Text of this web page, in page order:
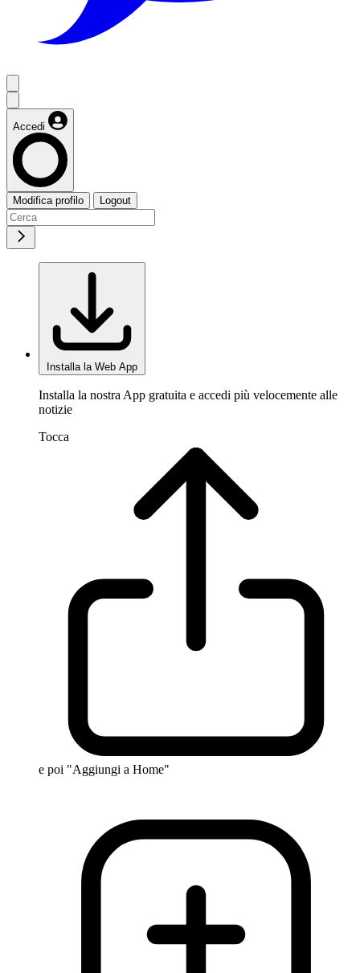
Accedi
Modifica profilo Logout
Installa la Web App
Installa la nostra App gratuita e accedi più velocemente alle
notizie
Tocca
e poi "Aggiungi a Home"